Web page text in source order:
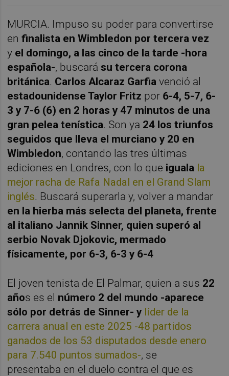
MURCIA. Impuso su poder para convertirse
enfinalista en Wimbledon por tercera vez
y el domingo, a las cinco de la tarde -hora
española-, buscarásu tercera corona
británica. Carlos Alcaraz Garfiavenció al
estadounidense Taylor Fritz por 6-4, 5-7, 6-
3 y 7-6 (6) en 2 horas y 47 minutos de una
gran pelea tenística. Son ya 24 los triunfos
seguidos que lleva el murciano y 20 en
Wimbledon, contando las tres últimas
ediciones en Londres, con lo que iguala la
mejor racha de Rafa Nadal en el Grand Slam
inglés. Buscará superarla y, volver a mandar
en la hierba más selecta del planeta, frente
al italiano Jannik Sinner, quien superó al
serbio Novak Djokovic, mermado
físicamente, por 6-3, 6-3 y 6-4
El joven tenista de El Palmar, quien a sus 22
años es el número 2 del mundo -aparece
sólo por detrás de Sinner- y líder de la
carrera anual en este 2025 -48 partidos
ganados de los 53 disputados desde enero
para 7.540 puntos sumados-, se
presentaba en el duelo contra el que es